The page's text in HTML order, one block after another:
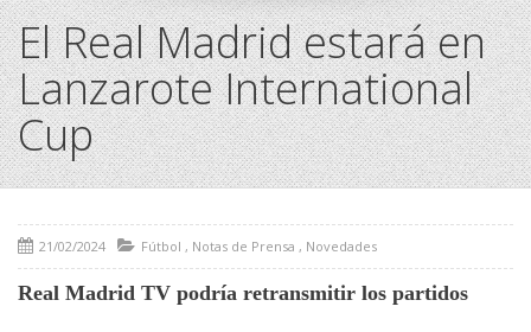
El Real Madrid estará en
Lanzarote International
Cup
21/02/2024 Fútbol , Notas de Prensa , Novedades
Real Madrid TV podría retransmitir los partidos